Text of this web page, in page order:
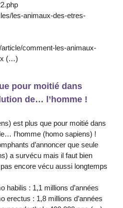
les-animaux-des-etres-
comment-les-animaux-
(…)
pour moitié dans
de… l’homme !
est plus que pour moitié dans
l’homme (homo sapiens) !
d’annoncer que seule
a survécu mais il faut bien
encore vécu aussi longtemps
habilis : 1,1 millions d’années
erectus : 1,8 millions d’années